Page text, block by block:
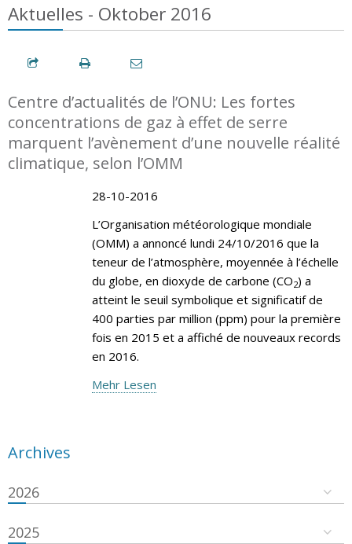
Aktuelles - Oktober 2016
Centre d’actualités de l’ONU: Les fortes
concentrations de gaz à effet de serre
marquent l’avènement d’une nouvelle réalité
climatique, selon l’OMM
28-10-2016
L’Organisation météorologique mondiale
(OMM) a annoncé lundi 24/10/2016 que la
teneur de l’atmosphère, moyennée à l’échelle
du globe, en dioxyde de carbone (CO2) a
atteint le seuil symbolique et significatif de
400 parties par million (ppm) pour la première
fois en 2015 et a affiché de nouveaux records
en 2016.
Mehr Lesen
Archives
2026
2025